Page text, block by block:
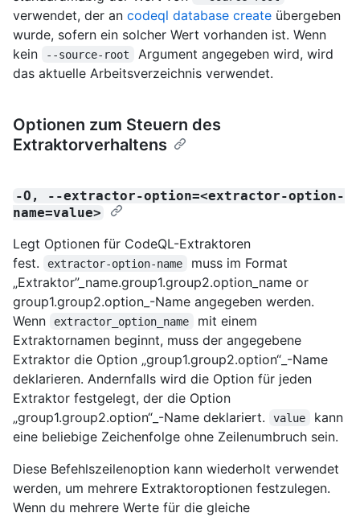
verwendet, der an codeql database create übergeben
wurde, sofern ein solcher Wert vorhanden ist. Wenn
kein
--source-root
Argument angegeben wird, wird
das aktuelle Arbeitsverzeichnis verwendet.
Optionen zum Steuern des
Extraktorverhaltens
-O, --extractor-option=<extractor-option-
name=value>
Legt Optionen für CodeQL-Extraktoren
fest.
extractor-option-name
muss im Format
„Extraktor”_name.group1.group2.option_name or
group1.group2.option_-Name angegeben werden.
Wenn
extractor_option_name
mit einem
Extraktornamen beginnt, muss der angegebene
Extraktor die Option „group1.group2.option“_-Name
deklarieren. Andernfalls wird die Option für jeden
Extraktor festgelegt, der die Option
„group1.group2.option“_-Name deklariert.
value
kann
eine beliebige Zeichenfolge ohne Zeilenumbruch sein.
Diese Befehlszeilenoption kann wiederholt verwendet
werden, um mehrere Extraktoroptionen festzulegen.
Wenn du mehrere Werte für die gleiche